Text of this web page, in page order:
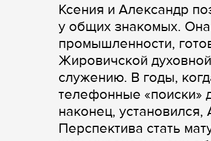
Ксения и Александр
у общих знакомых. Она
промышленности,
Жировичской
служению. В годы,
телефонные «поиски»
наконец,
Перспектива стать